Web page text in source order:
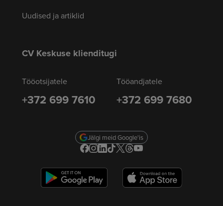
Uudised ja artiklid
CV Keskuse klienditugi
Tööotsijatele
+372 699 7610
Tööandjatele
+372 699 7680
Jälgi meid Google'is